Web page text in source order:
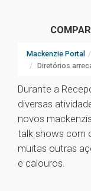
Mackenzie Portal
Diretórios
Durante a
diversas
novos
talk shows com
muitas outras
e calouros.